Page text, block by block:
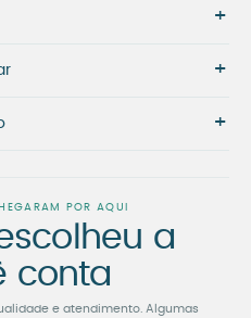
+
+
+
POR AQUI
a
conta
e atendimento. Algumas